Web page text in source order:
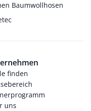
Baumwollhosen
finden
uns